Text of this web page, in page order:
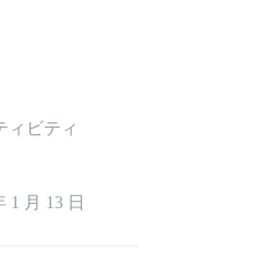
ィビティ
1 月 13 日